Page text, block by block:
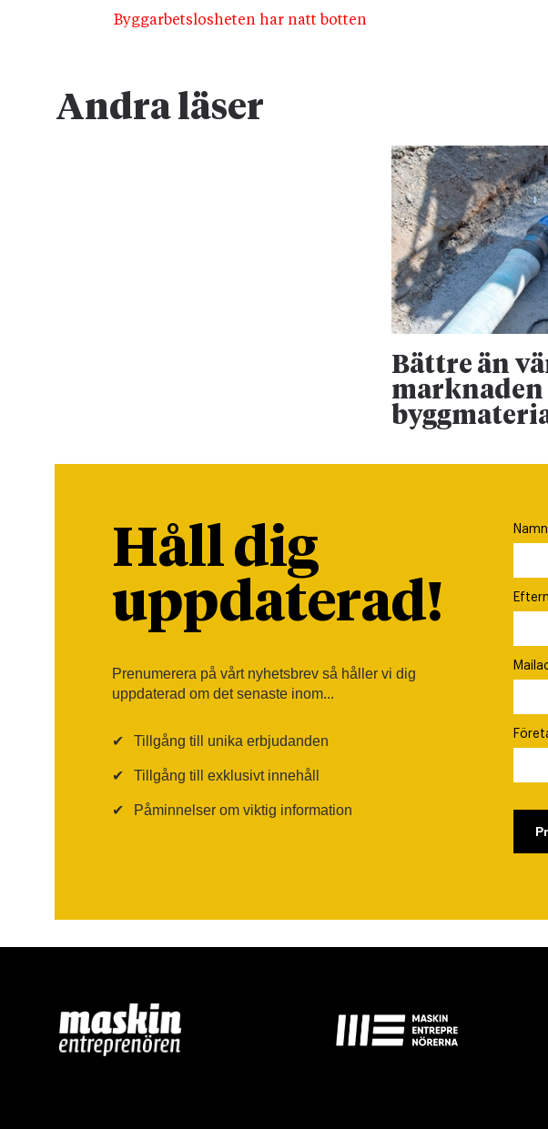
Byggarbetslosheten har natt botten
Andra läser
Bättre än
Håll dig
uppdaterad!
Prenumerera på vårt nyhetsbrev så håller vi dig
uppdaterad om det senaste inom...
✔ Tillgång till unika erbjudanden
✔ Tillgång till exklusivt innehåll
✔ Påminnelser om viktig information
Namn